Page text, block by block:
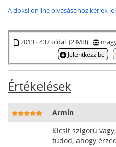
A doksi online olvasásához kérlek
2013 · 437 oldal (2 MB)
Jelentkezz be
Értékelések
Armin
Kicsit szigorú
tudod, ahogy